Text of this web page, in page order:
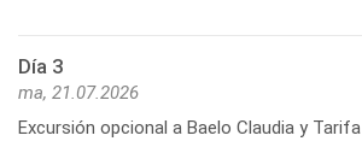
Día 3
ma, 21.07.2026
Excursión opcional a Baelo Claudia y Tarifa